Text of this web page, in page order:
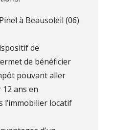
à Beausoleil (06)
de
de bénéficier
pouvant aller
12 ans en
l’immobilier locatif